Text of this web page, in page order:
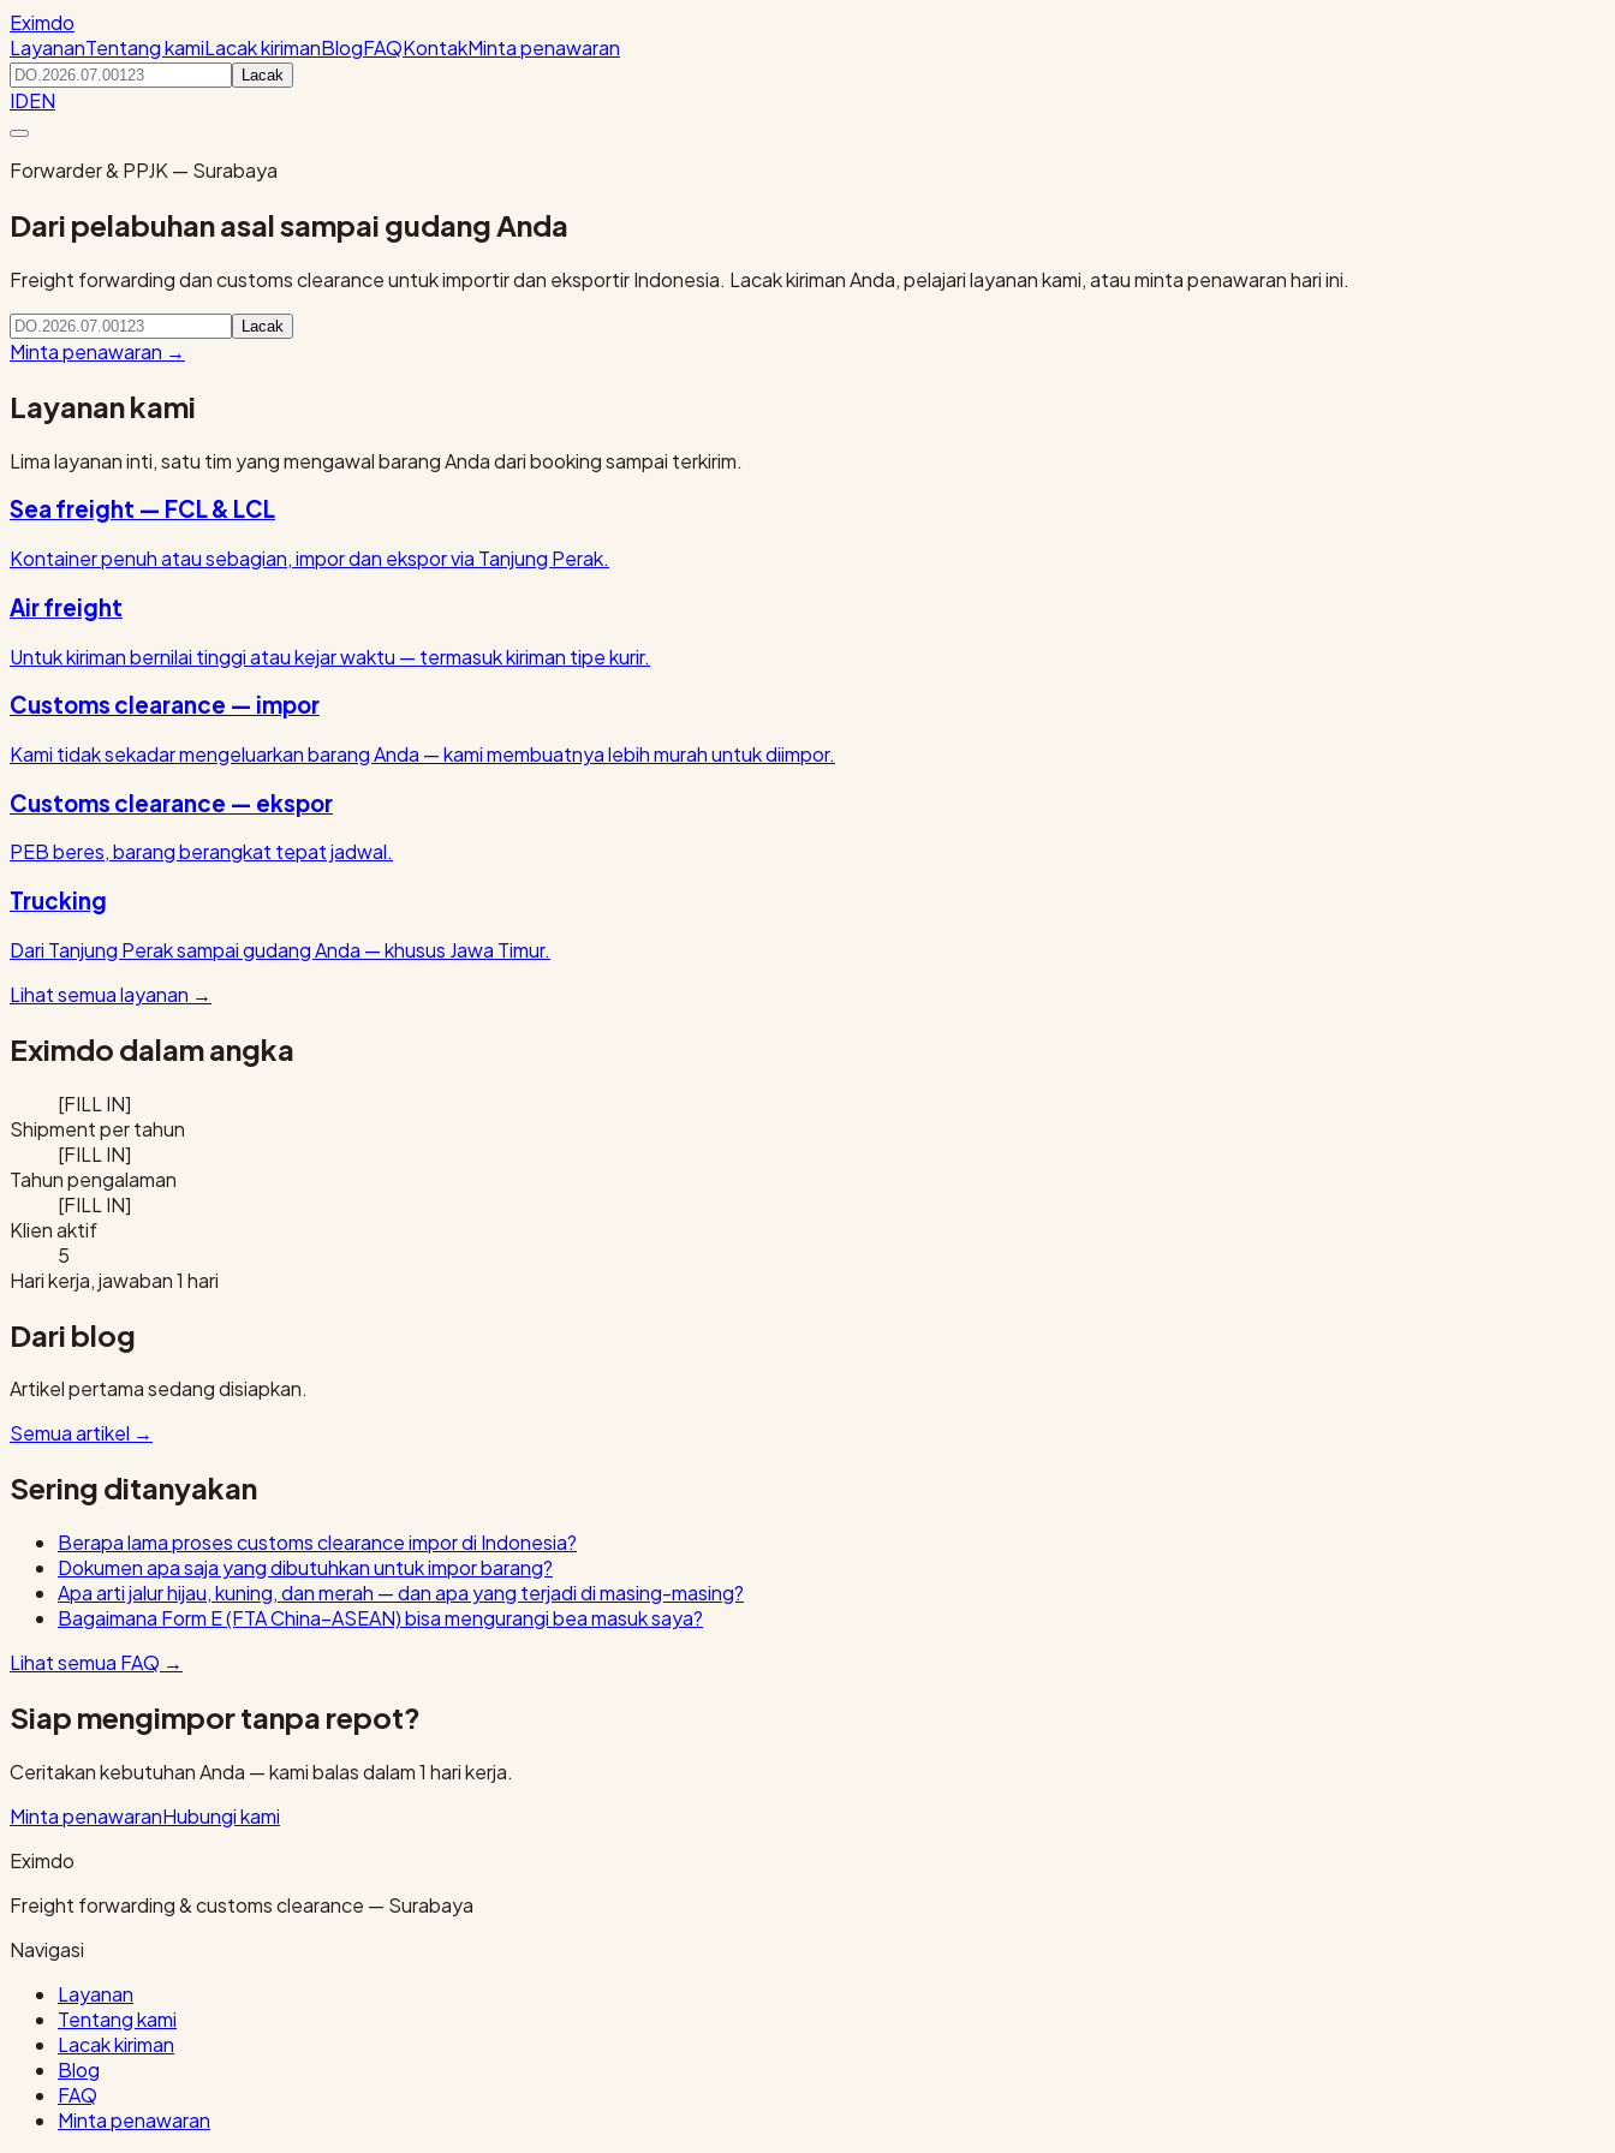
Eximdo
LayananTentang kamiLacak kirimanBlogFAQKontakMinta penawaran
Lacak
IDEN
Forwarder & PPJK — Surabaya
Dari pelabuhan asal sampai gudang Anda
Freight forwarding dan customs clearance untuk importir dan eksportir Indonesia. Lacak kiriman Anda, pelajari layanan kami, atau minta penawaran hari ini.
Lacak
Minta penawaran →
Layanan kami
Lima layanan inti, satu tim yang mengawal barang Anda dari booking sampai terkirim.
Sea freight — FCL & LCL
Kontainer penuh atau sebagian, impor dan ekspor via Tanjung Perak.
Air freight
Untuk kiriman bernilai tinggi atau kejar waktu — termasuk kiriman tipe kurir.
Customs clearance — impor
Kami tidak sekadar mengeluarkan barang Anda — kami membuatnya lebih murah untuk diimpor.
Customs clearance — ekspor
PEB beres, barang berangkat tepat jadwal.
Trucking
Dari Tanjung Perak sampai gudang Anda — khusus Jawa Timur.
Lihat semua layanan →
Eximdo dalam angka
[FILL IN]
Shipment per tahun
[FILL IN]
Tahun pengalaman
[FILL IN]
Klien aktif
5
Hari kerja, jawaban 1 hari
Dari blog
Artikel pertama sedang disiapkan.
Semua artikel →
Sering ditanyakan
Berapa lama proses customs clearance impor di Indonesia?
Dokumen apa saja yang dibutuhkan untuk impor barang?
Apa arti jalur hijau, kuning, dan merah — dan apa yang terjadi di masing-masing?
Bagaimana Form E (FTA China–ASEAN) bisa mengurangi bea masuk saya?
Lihat semua FAQ →
Siap mengimpor tanpa repot?
Ceritakan kebutuhan Anda — kami balas dalam 1 hari kerja.
Minta penawaranHubungi kami
Eximdo
Freight forwarding & customs clearance — Surabaya
Navigasi
Layanan
Tentang kami
Lacak kiriman
Blog
FAQ
Minta penawaran